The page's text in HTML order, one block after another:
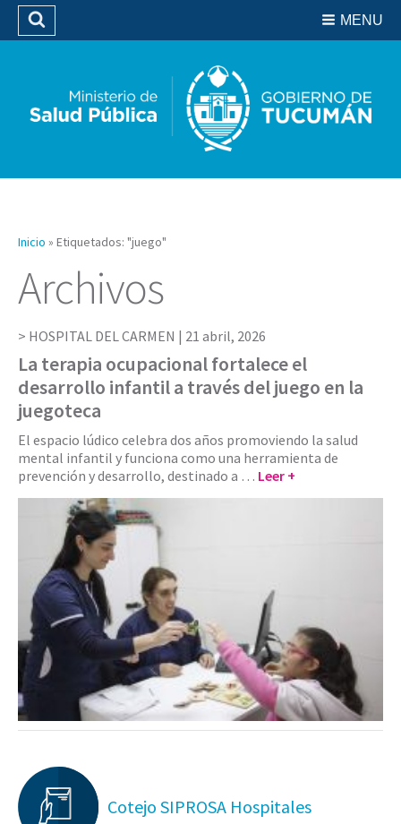
Biblioteca
MENU
Buscar
Inicio » Etiquetados: "juego"
Archivos
HOSPITAL DEL CARMEN | 21 abril, 2026
La terapia ocupacional fortalece el
desarrollo infantil a través del juego en la
juegoteca
El espacio lúdico celebra dos años promoviendo la salud
mental infantil y funciona como una herramienta de
prevención y desarrollo, destinado a … Leer +
Cotejo SIPROSA Hospitales